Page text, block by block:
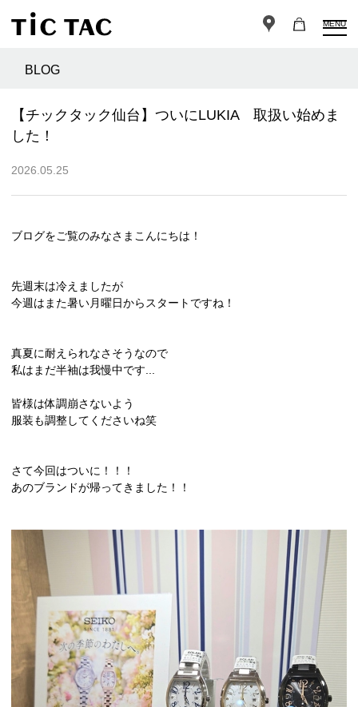
MENU
BLOG
【チックタック仙台】ついにLUKIA 取扱い始めま
した！
2026.05.25
ブログをご覧のみなさまこんにちは！
先週末は冷えましたが
今週はまた暑い月曜日からスタートですね！
真夏に耐えられなさそうなので
私はまだ半袖は我慢中です...
皆様は体調崩さないよう
服装も調整してくださいね笑
さて今回はついに！！！
あのブランドが帰ってきました！！